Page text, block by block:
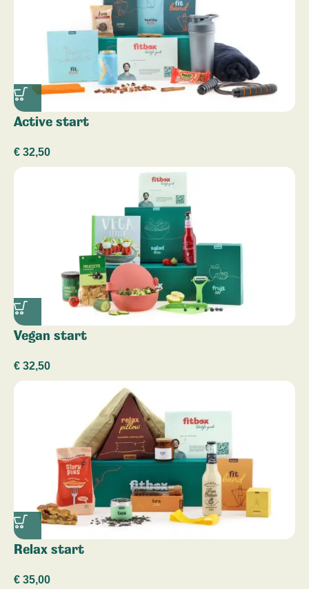
Active start
€ 32,50
Vegan start
€ 32,50
Relax start
€ 35,00